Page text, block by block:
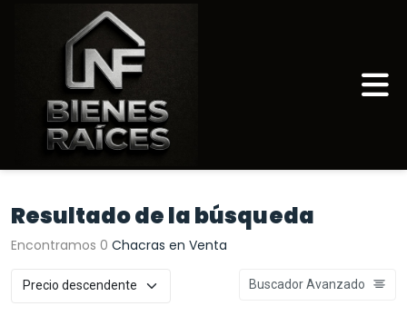
Resultado de la búsqueda
Encontramos 0 Chacras en Venta
Buscador Avanzado